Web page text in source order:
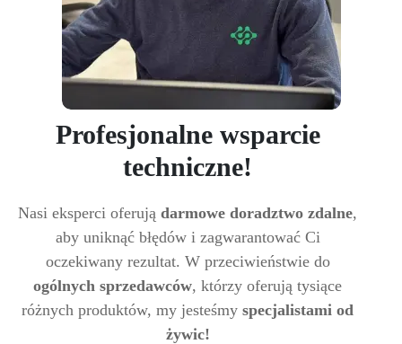
Profesjonalne wsparcie
techniczne!
Nasi eksperci oferują darmowe doradztwo zdalne,
aby uniknąć błędów i zagwarantować Ci
oczekiwany rezultat. W przeciwieństwie do
ogólnych sprzedawców, którzy oferują tysiące
różnych produktów, my jesteśmy specjalistami od
żywic!